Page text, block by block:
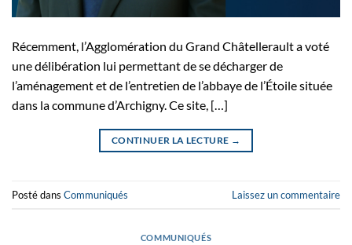
Récemment, l’Agglomération du Grand Châtellerault a voté
une délibération lui permettant de se décharger de
l’aménagement et de l’entretien de l’abbaye de l’Étoile située
dans la commune d’Archigny. Ce site, […]
CONTINUER LA LECTURE →
Posté dans Communiqués Laissez un commentaire
COMMUNIQUÉS